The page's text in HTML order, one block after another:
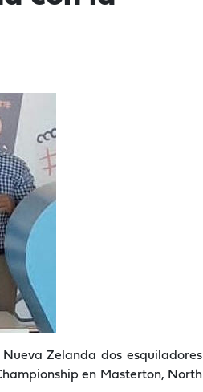
Zelanda dos esquiladores
en Masterton, North